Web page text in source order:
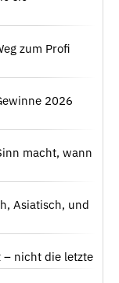
zum Profi
2026
macht, wann
Asiatisch, und
– nicht die letzte